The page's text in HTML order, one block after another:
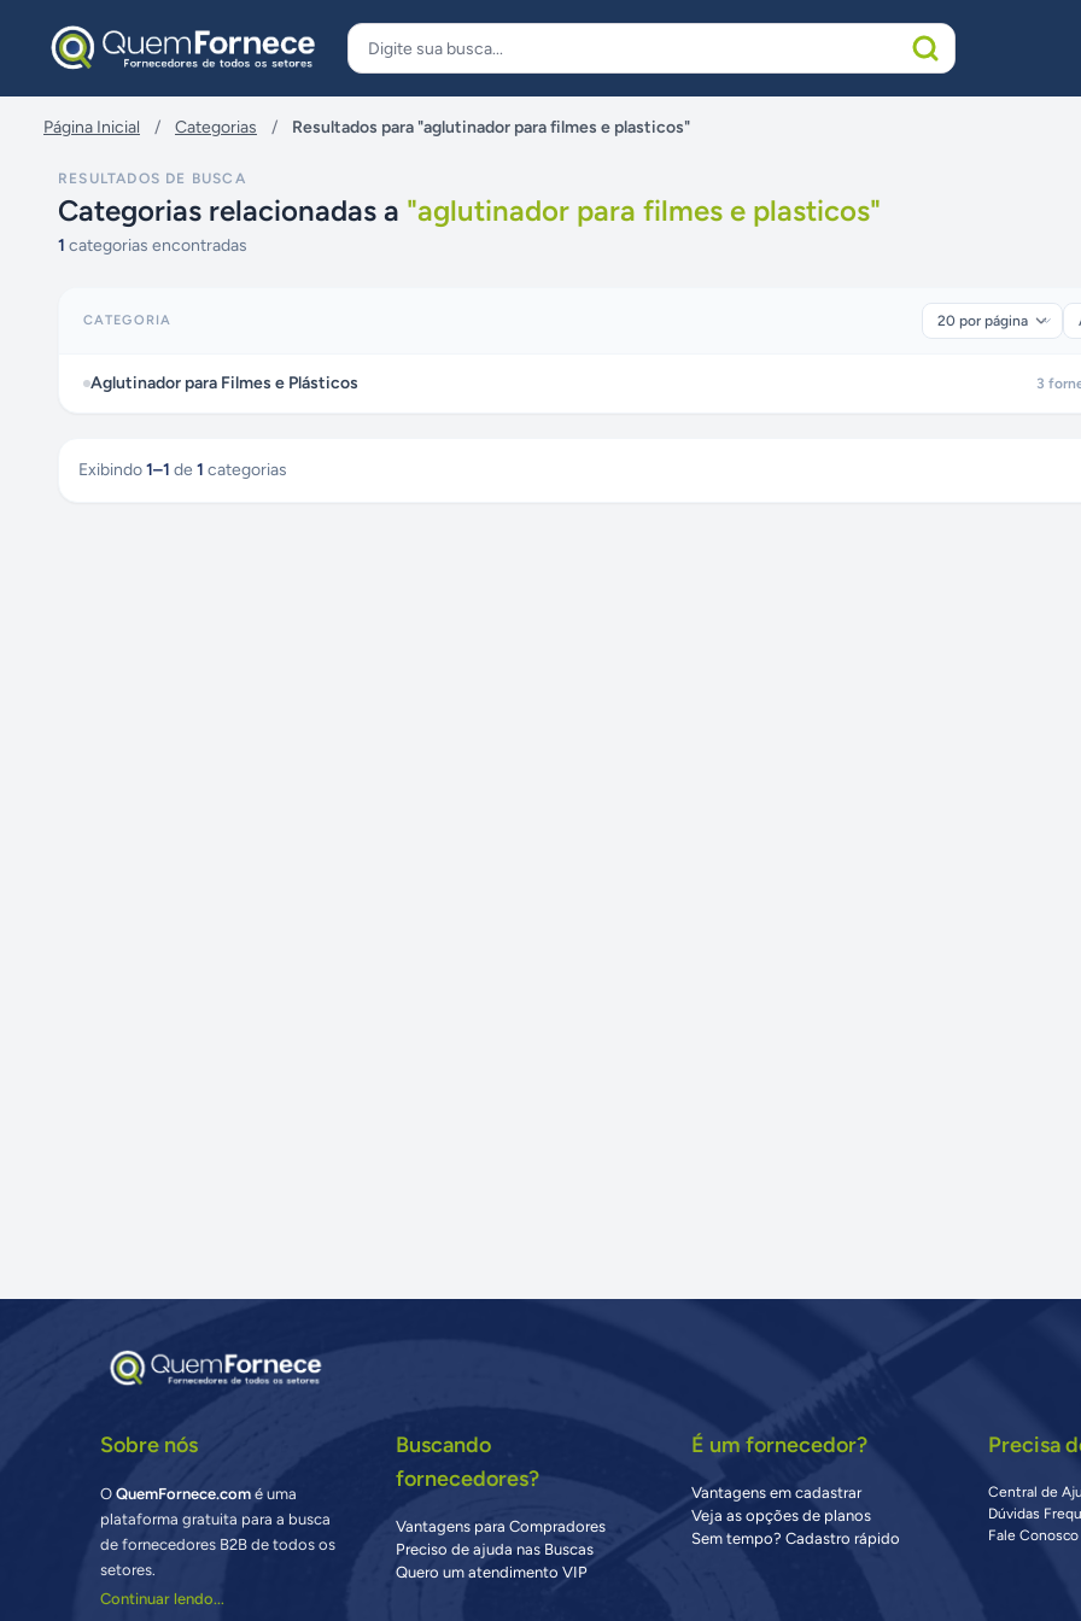
Página Inicial / Categorias / Resultados para "aglutinador para filmes e plasticos"
RESULTADOS DE BUSCA
Categorias relacionadas a "aglutinador para filmes e plasticos"
1 categorias encontradas
CATEGORIA
Aglutinador para Filmes e Plásticos 3
Exibindo1–1 de 1 categorias
Sobre nós
OQuemFornece.com é uma
plataforma gratuita para a busca
de fornecedores B2B de todos os
setores.
Continuar lendo...
Buscando
fornecedores?
Vantagens para Compradores
Preciso de ajuda nas Buscas
Quero um atendimento VIP
É um fornecedor?
Vantagens em cadastrar
Veja as opções de planos
Sem tempo? Cadastro rápido
Precisa
Central de
Dúvidas
Fale Conosco